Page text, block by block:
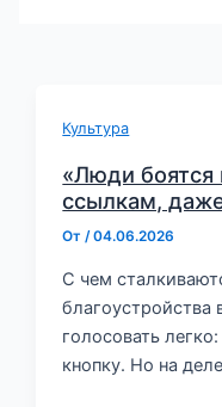
Культура
«Люди боятся
ссылкам,
От/04.06.2026
С чем
благоустройства
голосовать
кнопку. Но на